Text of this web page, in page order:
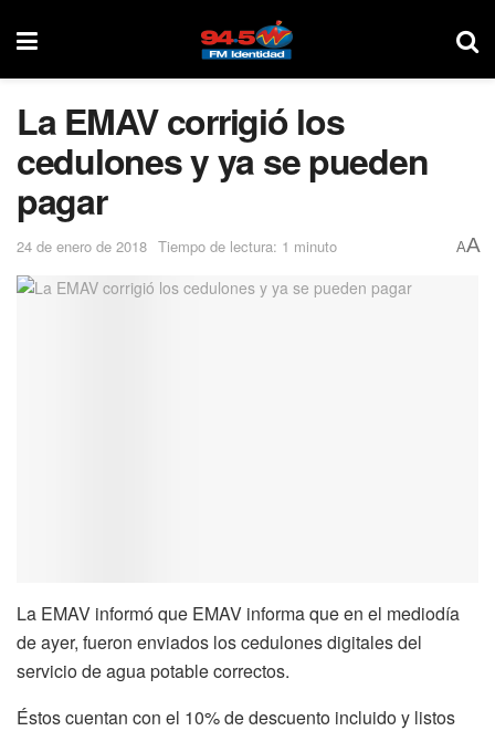
La EMAV corrigió los
cedulones y ya se pueden
pagar
24 de enero de 2018 Tiempo de lectura: 1 minuto AA
La EMAV informó que EMAV informa que en el mediodía
de ayer, fueron enviados los cedulones digitales del
servicio de agua potable correctos.
Éstos cuentan con el 10% de descuento incluido y listos